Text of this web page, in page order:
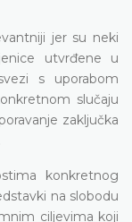
jer su neki
utvrđene u
s uporabom
slučaju
zaključka
konkretnog
na slobodu
ciljevima koji